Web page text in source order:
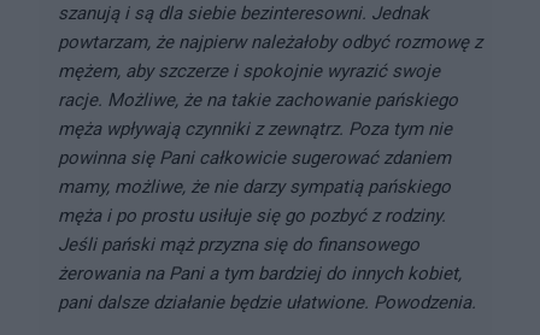
szanują i są dla siebie bezinteresowni. Jednak
powtarzam, że najpierw należałoby odbyć rozmowę z
mężem, aby szczerze i spokojnie wyrazić swoje
racje. Możliwe, że na takie zachowanie pańskiego
męża wpływają czynniki z zewnątrz. Poza tym nie
powinna się Pani całkowicie sugerować zdaniem
mamy, możliwe, że nie darzy sympatią pańskiego
męża i po prostu usiłuje się go pozbyć z rodziny.
Jeśli pański mąż przyzna się do finansowego
żerowania na Pani a tym bardziej do innych kobiet,
pani dalsze działanie będzie ułatwione. Powodzenia.